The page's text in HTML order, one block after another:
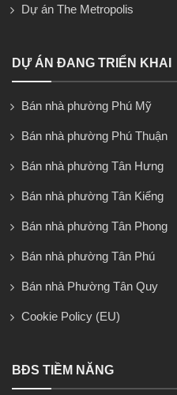
Dự án The Metropolis
DỰ ÁN ĐANG TRIỂN KHAI
Bán nhà phường Phú Mỹ
Bán nhà phường Phú Thuận
Bán nhà phường Tân Hưng
Bán nhà phường Tân Kiểng
Bán nhà phường Tân Phong
Bán nhà phường Tân Phú
Bán nhà Phường Tân Quy
Cookie Policy (EU)
BĐS TIỀM NĂNG